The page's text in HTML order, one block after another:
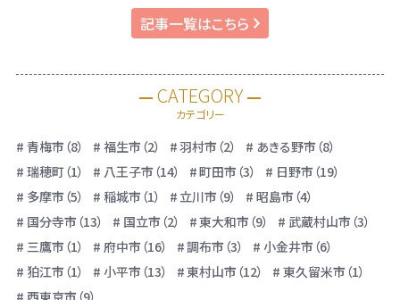
記事一覧はこちら
CATEGORY
カテゴリー
青梅市（8） 福生市（2） 羽村市（2）
あきる野市（8）
瑞穂町（1）
八王子市（14） 町田市（3）
日野市（19）
多摩市（5）
稲城市（1） 立川市（9）
昭島市（4）
国分寺市（13）
国立市（2） 東大和市（9）
武蔵村山市（3）
三鷹市（1）
府中市（16） 調布市（3）
小金井市（6）
狛江市（1）
小平市（13） 東村山市（12）
東久留米市（1）
西東京市（9）